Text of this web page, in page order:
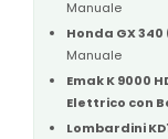
Manuale
Honda GX
Manuale
Emak K 9000
Elettrico con
Lombardini